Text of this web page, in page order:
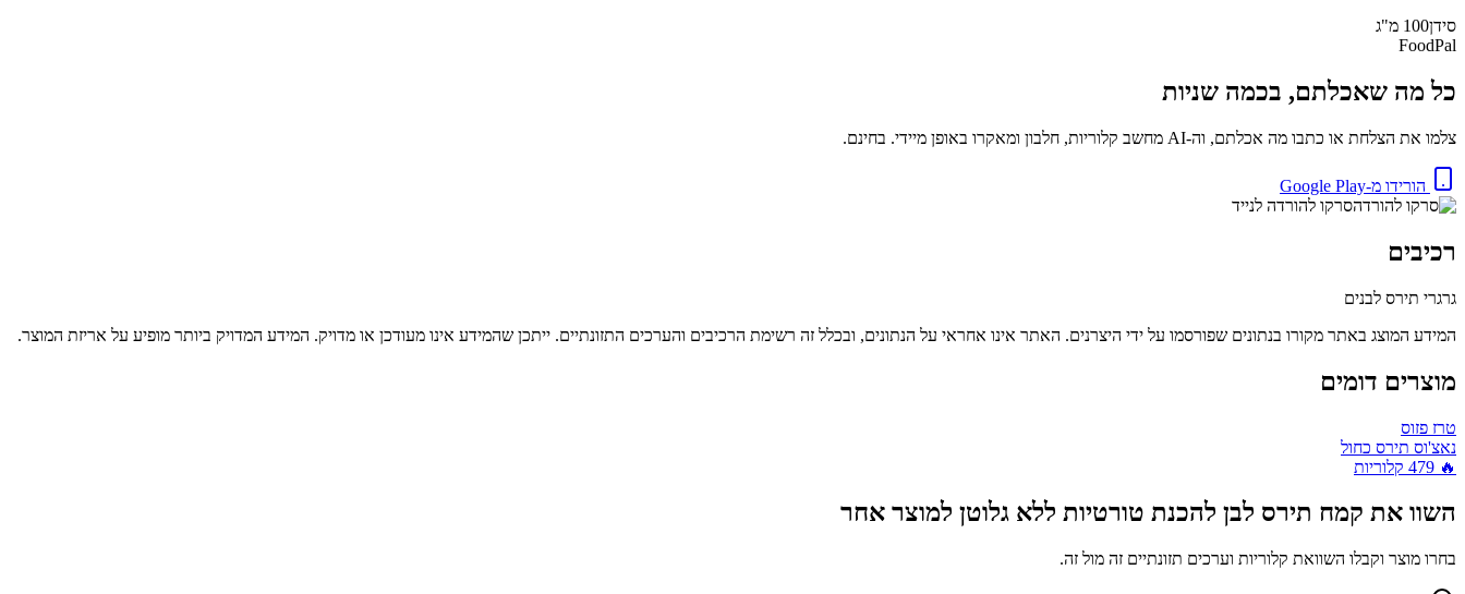
סידן100 מ"ג
FoodPal
כל מה שאכלתם, בכמה שניות
צלמו את הצלחת או כתבו מה אכלתם, וה-AI מחשב קלוריות, חלבון ומאקרו באופן מיידי. בחינם.
הורידו מ-Google Play
סרקו להורדה לנייד
רכיבים
גרגרי תירס לבנים
המידע המוצג באתר מקורו בנתונים שפורסמו על ידי היצרנים. האתר אינו אחראי על הנתונים, ובכלל זה רשימת הרכיבים והערכים התזונתיים. ייתכן שהמידע אינו מעודכן או מדויק. המידע המדויק ביותר מופיע על אריזת המוצר.
מוצרים דומים
טרז פזוס
נאצ'וס תירס כחול
🔥
479 קלוריות
השוו את קמח תירס לבן להכנת טורטיות ללא גלוטן למוצר אחר
בחרו מוצר וקבלו השוואת קלוריות וערכים תזונתיים זה מול זה.